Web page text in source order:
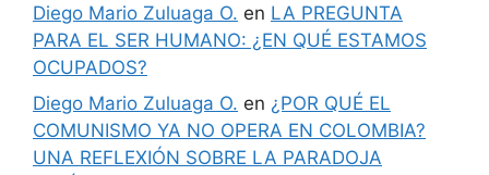
Diego Mario Zuluaga O. en LA PREGUNTA
PARA EL SER HUMANO: ¿EN QUÉ ESTAMOS
OCUPADOS?
Diego Mario Zuluaga O. en ¿POR QUÉ EL
COMUNISMO YA NO OPERA EN COLOMBIA?
UNA REFLEXIÓN SOBRE LA PARADOJA